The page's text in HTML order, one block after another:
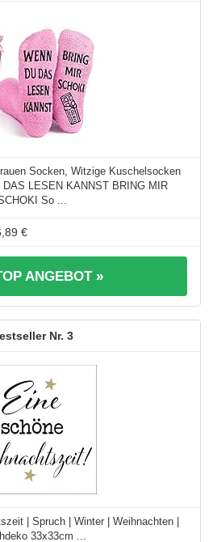
Socken, Witzige Kuschelsocken
LESEN KANNST BRING MIR
So ...
€
ANGEBOT »
3
| Spruch | Winter | Weihnachten |
33x33cm ...